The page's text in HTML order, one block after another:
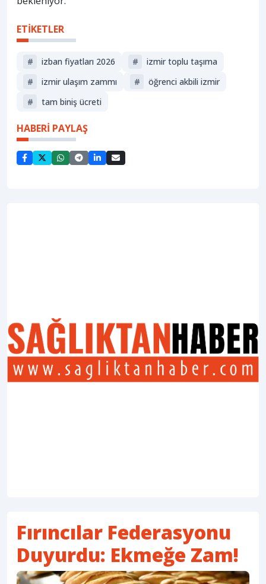
ETİKETLER
# izban fiyatları 2026 #
izmir toplu taşıma
#
izmir ulaşım zammı #
öğrenci akbili izmir
#
tam biniş ücreti
HABERİ PAYLAŞ
Fırıncılar Federasyonu
Duyurdu: Ekmeğe Zam!